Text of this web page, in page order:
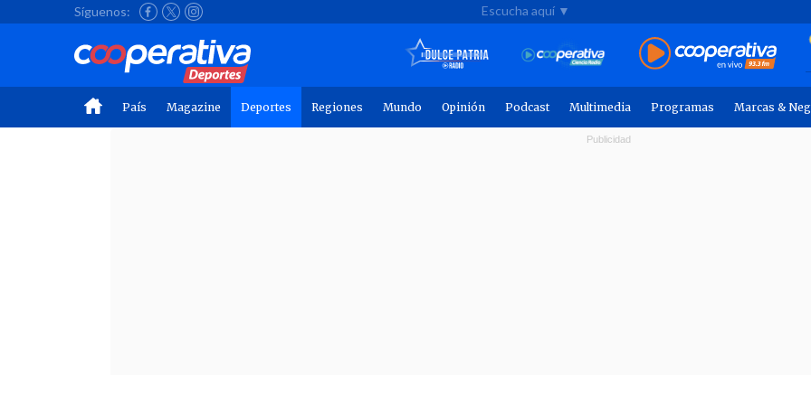
Síguenos: Escucha aquí ▼
País Magazine Deportes Regiones Mundo Opinión Podcast Multimedia Programas Marcas &